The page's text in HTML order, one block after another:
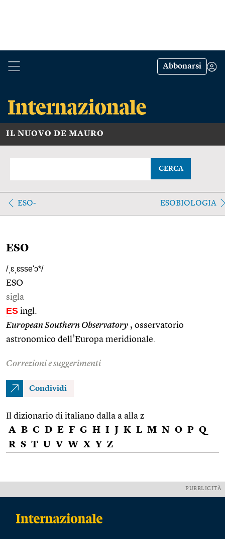
Abbonarsi
IL NUOVO DE MAURO
CERCA
ESO- ESOBIOLOGIA
ESO
/ˌɛˌɛsse'ɔ*/
ESO
sigla
ES ingl.
European Southern Observatory , osservatorio
astronomico dell’Europa meridionale.
Correzioni e suggerimenti
Condividi
Il dizionario di italiano dalla a alla z
A B C D E F G H I J K L M N O P Q
R S T U V W X Y Z
PUBBLICITÀ